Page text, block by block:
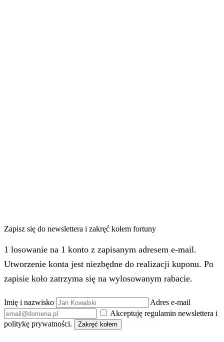
Zapisz się do newslettera i zakręć kołem fortuny
1 losowanie na 1 konto z zapisanym adresem e-mail.
Utworzenie konta jest niezbędne do realizacji kuponu. Po
zapisie koło zatrzyma się na wylosowanym rabacie.
Imię i nazwisko
Adres e-mail
Akceptuję regulamin newslettera i
politykę prywatności.
Zakręć kołem